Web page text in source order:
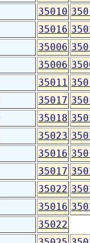
35010
35016
35006
35006
35011
35017
35018
35023
35016
35017
35022
35016
35022